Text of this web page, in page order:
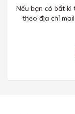
Nếu bạn có bất kì
theo địa chỉ mail